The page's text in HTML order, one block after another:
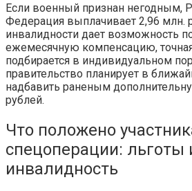
Если военный признан негодным,
Федерация выплачивает 2,96 млн.
инвалидности дает возможность
ежемесячную компенсацию,
подбирается в индивидуальном
правительство планирует в
надбавить раненым
рублей.
Что положено
спецоперации:
инвалидность